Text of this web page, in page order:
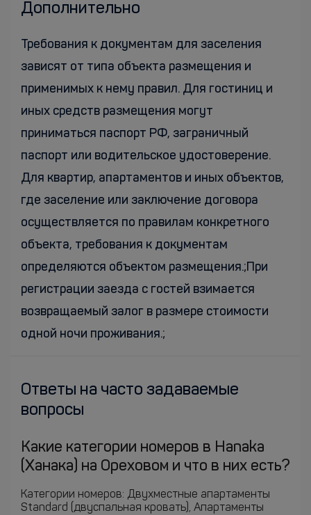
Дополнительно
Требования к документам для заселения
зависят от типа объекта размещения и
применимых к нему правил. Для гостиниц и
иных средств размещения могут
приниматься паспорт РФ, заграничный
паспорт или водительское удостоверение.
Для квартир, апартаментов и иных объектов,
где заселение или заключение договора
осуществляется по правилам конкретного
объекта, требования к документам
определяются объектом размещения.;При
регистрации заезда с гостей взимается
возвращаемый залог в размере стоимости
одной ночи проживания.;
Ответы на часто задаваемые
вопросы
Какие категории номеров в Hanaka
(Ханака) на Ореховом и что в них есть?
Категории номеров: Двухместные апартаменты
Standard (двуспальная кровать), Апартаменты